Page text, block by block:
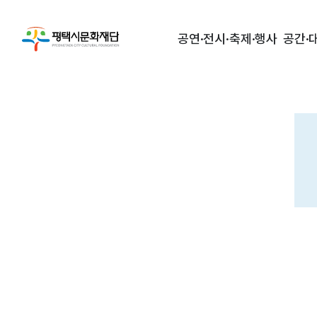
공연·전시·축제·행사 공간·